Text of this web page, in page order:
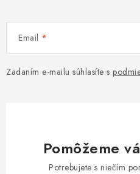
Email
Zadaním e-mailu súhlasíte s
Pomôžeme
Potrebujete s niečím